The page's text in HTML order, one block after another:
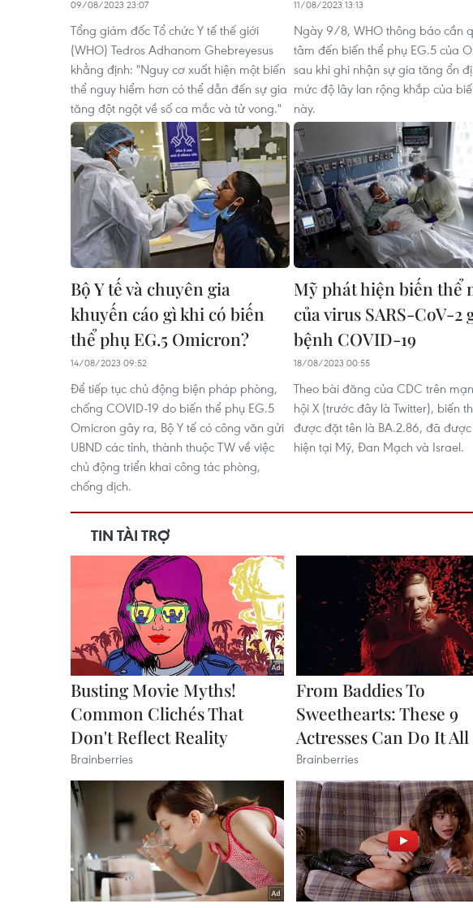
09/08/2023 23:07
Tổng giám đốc Tổ chức Y tế thế giới
(WHO) Tedros Adhanom Ghebreyesus
khẳng định: "Nguy cơ xuất hiện một biến
thể nguy hiểm hơn có thể dẫn đến sự gia
tăng đột ngột về số ca mắc và tử vong."
11/08/2023 13:13
Ngày 9/8, WHO thông báo cần
tâm đến biến thể phụ EG.5 của
sau khi ghi nhận sự gia tăng ổn
mức độ lây lan rộng khắp của
này.
Bộ Y tế và chuyên gia
khuyến cáo gì khi có biến
thể phụ EG.5 Omicron?
14/08/2023 09:52
Để tiếp tục chủ động biện pháp phòng,
chống COVID-19 do biến thể phụ EG.5
Omicron gây ra, Bộ Y tế có công văn gửi
UBND các tỉnh, thành thuộc TW về việc
chủ động triển khai công tác phòng,
chống dịch.
Mỹ phát hiện biến thể
của virus SARS-CoV-2
bệnh COVID-19
18/08/2023 00:55
Theo bài đăng của CDC trên
hội X (trước đây là Twitter), biến
được đặt tên là BA.2.86, đã
hiện tại Mỹ, Đan Mạch và Israel.